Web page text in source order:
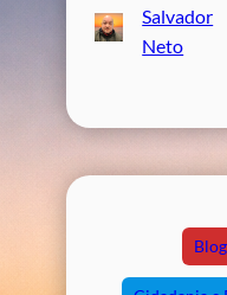
Salvador
Neto